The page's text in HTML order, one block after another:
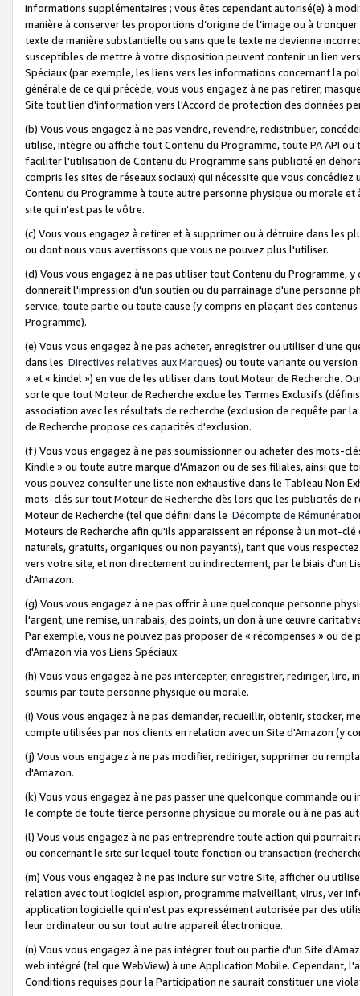
informations supplémentaires ; vous êtes cependant autorisé(e) à
manière à conserver les proportions d’origine de l’image ou à
texte de manière substantielle ou sans que le texte ne devienne
susceptibles de mettre à votre disposition peuvent contenir un lien
Spéciaux (par exemple, les liens vers les informations concernant la
générale de ce qui précède, vous vous engagez à ne pas retirer,
Site tout lien d'information vers l'Accord de protection des données
(b) Vous vous engagez à ne pas vendre, revendre, redistribuer,
utilise, intègre ou affiche tout Contenu du Programme, toute PA API
faciliter l'utilisation de Contenu du Programme sans publicité en
compris les sites de réseaux sociaux) qui nécessite que vous
Contenu du Programme à toute autre personne physique ou morale
site qui n'est pas le vôtre.
(c) Vous vous engagez à retirer et à supprimer ou à détruire dans les
ou dont nous vous avertissons que vous ne pouvez plus l'utiliser.
(d) Vous vous engagez à ne pas utiliser tout Contenu du Programme,
donnerait l'impression d'un soutien ou du parrainage d'une personne
service, toute partie ou toute cause (y compris en plaçant des
Programme).
(e) Vous vous engagez à ne pas acheter, enregistrer ou utiliser d’une
dans les Directives relatives aux Marques) ou toute variante ou
» et « kindel ») en vue de les utiliser dans tout Moteur de Recherche.
sorte que tout Moteur de Recherche exclue les Termes Exclusifs
association avec les résultats de recherche (exclusion de requête
de Recherche propose ces capacités d'exclusion.
(f) Vous vous engagez à ne pas soumissionner ou acheter des mots-
Kindle » ou toute autre marque d'Amazon ou de ses filiales, ainsi que
vous pouvez consulter une liste non exhaustive dans le Tableau Non
mots-clés sur tout Moteur de Recherche dès lors que les publicités de
Moteur de Recherche (tel que défini dans le Décompte de
Moteurs de Recherche afin qu'ils apparaissent en réponse à un mot-
naturels, gratuits, organiques ou non payants), tant que vous
vers votre site, et non directement ou indirectement, par le biais d'un
d'Amazon.
(g) Vous vous engagez à ne pas offrir à une quelconque personne
l'argent, une remise, un rabais, des points, un don à une œuvre
Par exemple, vous ne pouvez pas proposer de « récompenses » ou
d'Amazon via vos Liens Spéciaux.
(h) Vous vous engagez à ne pas intercepter, enregistrer, rediriger,
soumis par toute personne physique ou morale.
(i) Vous vous engagez à ne pas demander, recueillir, obtenir, stocker,
compte utilisées par nos clients en relation avec un Site d'Amazon (y
(j) Vous vous engagez à ne pas modifier, rediriger, supprimer ou
d'Amazon.
(k) Vous vous engagez à ne pas passer une quelconque commande
le compte de toute tierce personne physique ou morale ou à ne pas
(l) Vous vous engagez à ne pas entreprendre toute action qui
ou concernant le site sur lequel toute fonction ou transaction
(m) Vous vous engagez à ne pas inclure sur votre Site, afficher ou
relation avec tout logiciel espion, programme malveillant, virus, ver
application logicielle qui n'est pas expressément autorisée par des
leur ordinateur ou sur tout autre appareil électronique.
(n) Vous vous engagez à ne pas intégrer tout ou partie d'un Site
web intégré (tel que WebView) à une Application Mobile. Cependant,
Conditions requises pour la Participation ne saurait constituer une